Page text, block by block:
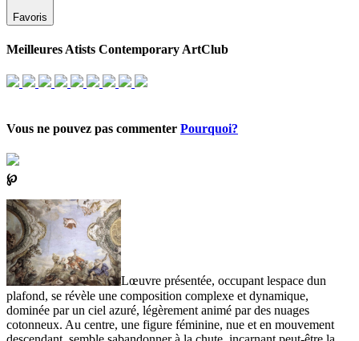
Favoris
Meilleures Atists Contemporary ArtClub
Vous ne pouvez pas commenter Pourquoi?
℘
Lœuvre présentée, occupant lespace dun
plafond, se révèle une composition complexe et dynamique,
dominée par un ciel azuré, légèrement animé par des nuages
cotonneux. Au centre, une figure féminine, nue et en mouvement